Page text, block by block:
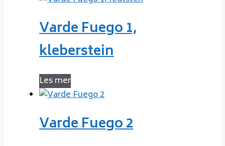
Varde Fuego 1,
kleberstein
Les mer
Varde Fuego 2